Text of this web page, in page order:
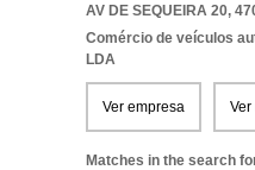
AV DE SEQUEIRA 20,
Comércio de veículos
LDA
Ver empresa
Matches in the search